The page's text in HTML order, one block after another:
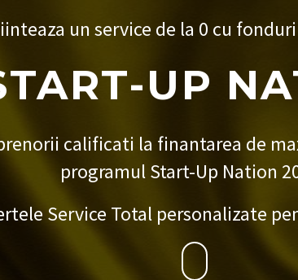
un service de la 0 cu
UP
calificati la finantarea de
programul Start-Up Nation
Service Total personalizate